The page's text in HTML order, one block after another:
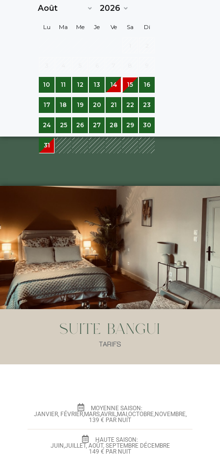
Lu Ma Me Je Ve Sa Di
10 11 12 13 14 15 16
17 18 19 20 21 22 23
24 25 26 27 28 29 30
31
Suite Bangui
TARIFS
MOYENNE SAISON:
JANVIER, FÉVRIER,MARS,AVRIL,MAI,OCTOBRE,NOVEMBRE,
139 € PAR NUIT
HAUTE SAISON:
JUIN,JUILLET, AOÛT, SEPTEMBRE DÉCEMBRE
149 € PAR NUIT